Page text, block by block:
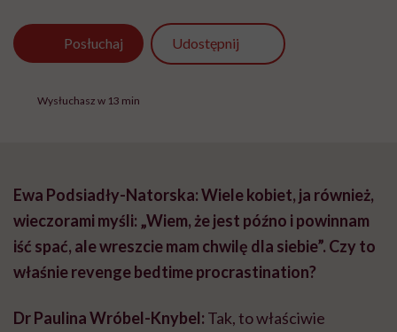
Posłuchaj Udostępnij
Wysłuchasz w 13 min
Ewa Podsiadły-Natorska: Wiele kobiet, ja również,
wieczorami myśli: „Wiem, że jest późno i powinnam
iść spać, ale wreszcie mam chwilę dla siebie”. Czy to
właśnie revenge bedtime procrastination?
Dr Paulina Wróbel-Knybel: Tak, to właściwie